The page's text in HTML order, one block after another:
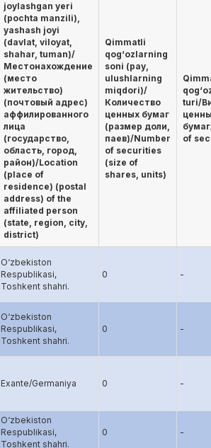
joylashgan yeri
(pochta manzili),
yashash joyi
(davlat, viloyat,
shahar, tuman)/
Местонахождение
(место
жительство)
(почтовый адрес)
аффилированного
лица
(государство,
область, город,
район)/Location
(place of
residence) (postal
address) of the
affiliated person
(state, region, city,
district)
Qimmatli
qog‘ozlarning
soni (pay,
ulushlarning
miqdori)/
Количество
ценных бумаг
(размер доли,
паев)/Number
of securities
(size of
shares, units)
turi/
of
O‘zbekiston
Respublikаsi,
Toshkent shаhri.
0 -
O‘zbekiston
Respublikаsi,
Toshkent shаhri.
0 -
Exante/Germaniya 0 -
O‘zbekiston
Respublikаsi,
Toshkent shаhri.
0 -